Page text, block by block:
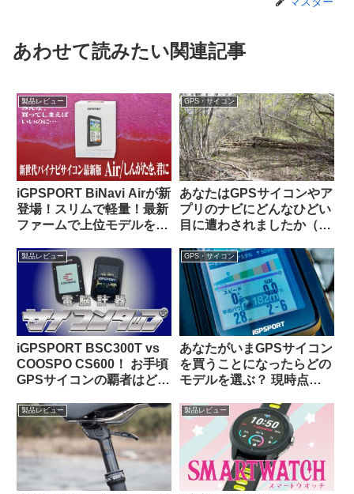
あわせて読みたい関連記事
製品レビュー
iGPSPORT BiNavi Airが新
登場！スリムで軽量！最新
ファームで上位モデルを下
GPS・サイコン
あなたはGPSサイコンやア
プリのナビにどんなひどい
目に遭わされましたか（海
製品レビュー
iGPSPORT BSC300T vs
COOSPO CS600！ お手頃
GPSサイコンの覇者はどっ
GPS・サイコン
あなたがいまGPSサイコン
を買うことになったらどの
モデルを選ぶ？ 現時点で
れ？【海外掲示板から・
2025年10月】
製品レビュー 製品レビュー